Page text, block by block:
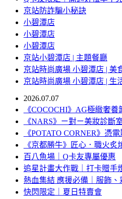
京站防詐騙小秘訣
小碧潭店
小碧潭店
小碧潭店
京站小碧潭店 | 主題餐廳
京站時尚廣場 小碧潭店 | 美
京站時尚廣場 小碧潭店 | 生
2026.07.07
《COCOCHI》AG極緻奢
《NARS》ㄧ對ㄧ美妝診斷
《POTATO CORNER》憑
《京都勝牛》匠心．職火炙
百八魚場｜Q卡友專屬優惠
追星計畫大作戰｜打卡贈手
熱血集結 應援必備｜服飾、
快閃限定｜夏日特賣會